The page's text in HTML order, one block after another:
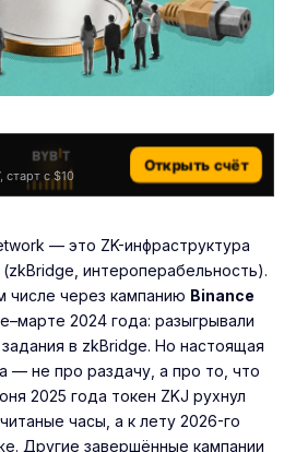
старт с $10
Открыть счёт
— это ZK-инфраструктура
интероперабельность).
числе через кампанию Binance
2024 года: разыгрывали
задания в zkBridge. Но настоящая
— не про раздачу, а про то, что
2025 года токен ZKJ рухнул
часы, а к лету 2026-го
Другие завершённые кампании